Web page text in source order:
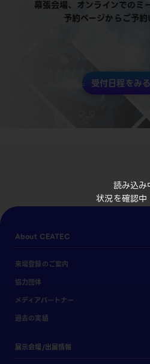
読み込み
状況を確認中
幕張会場、オンラインでのミ
予約ページからご予約
受付日程をみる
About CEATEC
来場登録のご案内
協力団体
メディアパートナー
過去の実績
展示会場/出展情報